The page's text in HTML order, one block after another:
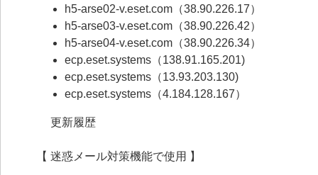
h5-arse02-v.eset.com（38.90.226.17）
h5-arse03-v.eset.com（38.90.226.42）
h5-arse04-v.eset.com（38.90.226.34）
ecp.eset.systems（138.91.165.201)
ecp.eset.systems（13.93.203.130)
ecp.eset.systems（4.184.128.167）
更新履歴
【 迷惑メール対策機能で使用 】